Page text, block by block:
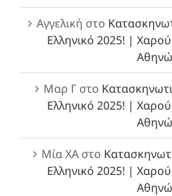
Αγγελική στο
Ελληνικό 2025! |
Μαρ Γστο
Ελληνικό 2025! |
Μία ΧΑστο
Ελληνικό 2025! |